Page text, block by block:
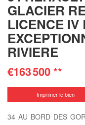
GLACIER
LICENCE IV
RIVIERE
€163 500**
Imprimer le bien
34 AU BORD DES